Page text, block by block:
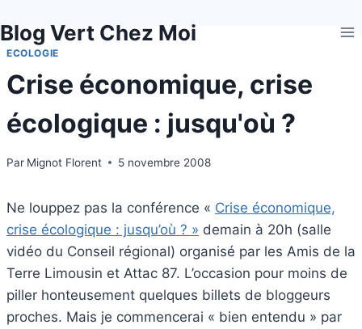
au
contenu
Blog Vert Chez Moi
ECOLOGIE
Crise économique, crise
écologique : jusqu'où ?
Par Mignot Florent 5 novembre 2008
Ne louppez pas la conférence « Crise économique,
crise écologique : jusqu’où ? » demain à 20h (salle
vidéo du Conseil régional) organisé par les Amis de la
Terre Limousin et Attac 87. L’occasion pour moins de
piller honteusement quelques billets de bloggeurs
proches. Mais je commencerai « bien entendu » par